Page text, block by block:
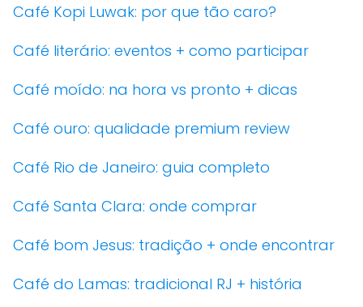
Café Kopi Luwak: por que tão caro?
Café literário: eventos + como participar
Café moído: na hora vs pronto + dicas
Café ouro: qualidade premium review
Café Rio de Janeiro: guia completo
Café Santa Clara: onde comprar
Café bom Jesus: tradição + onde encontrar
Café do Lamas: tradicional RJ + história